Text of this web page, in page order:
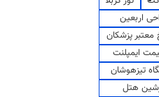
اربعین
پزشکان
ایمپلنت
تیزهوشان
هتل